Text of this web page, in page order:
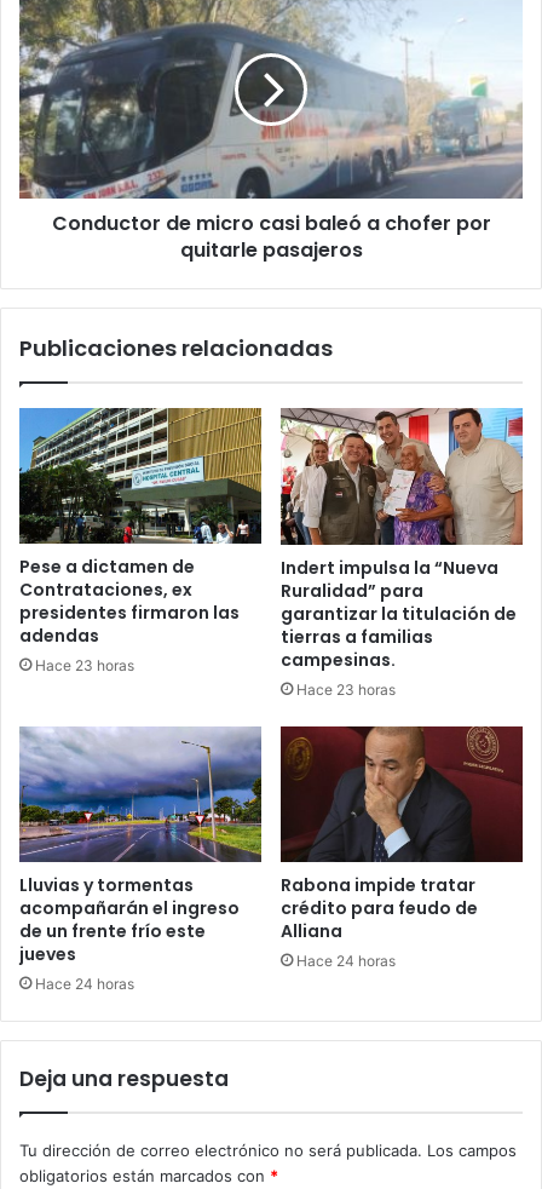
Conductor de micro casi baleó a chofer por
quitarle pasajeros
Publicaciones relacionadas
Pese a dictamen de
Contrataciones, ex
presidentes firmaron las
adendas
Hace 23 horas
Indert impulsa la “Nueva
Ruralidad” para
garantizar la titulación de
tierras a familias
campesinas.
Hace 23 horas
Lluvias y tormentas
acompañarán el ingreso
de un frente frío este
jueves
Hace 24 horas
Rabona impide tratar
crédito para feudo de
Alliana
Hace 24 horas
Deja una respuesta
Tu dirección de correo electrónico no será publicada. Los campos
obligatorios están marcados con *